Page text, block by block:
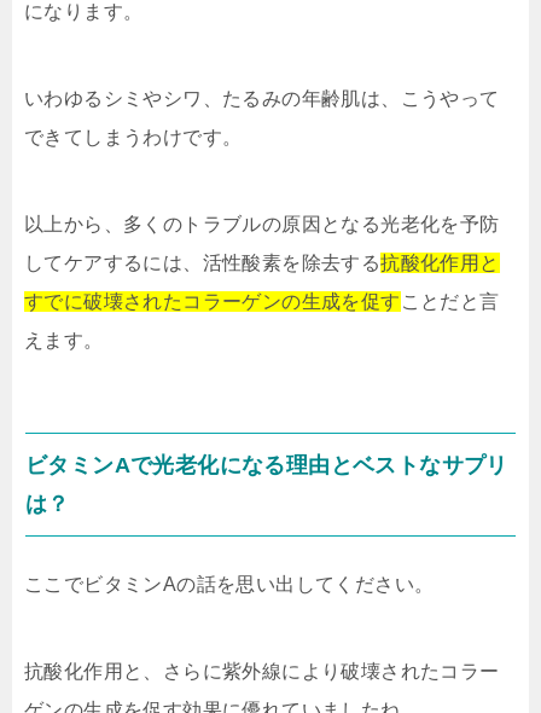
になります。
いわゆるシミやシワ、たるみの年齢肌は、こうやって
できてしまうわけです。
以上から、多くのトラブルの原因となる光老化を予防
してケアするには、活性酸素を除去する抗酸化作用と
すでに破壊されたコラーゲンの生成を促す ことだと言
えます。
ビタミンAで光老化になる理由とベストなサプリ
は？
ここでビタミンAの話を思い出してください。
抗酸化作用と、さらに紫外線により破壊されたコラー